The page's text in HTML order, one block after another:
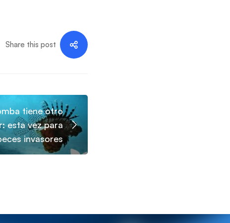
Share this post
tiene otro
esta vez para
invasores